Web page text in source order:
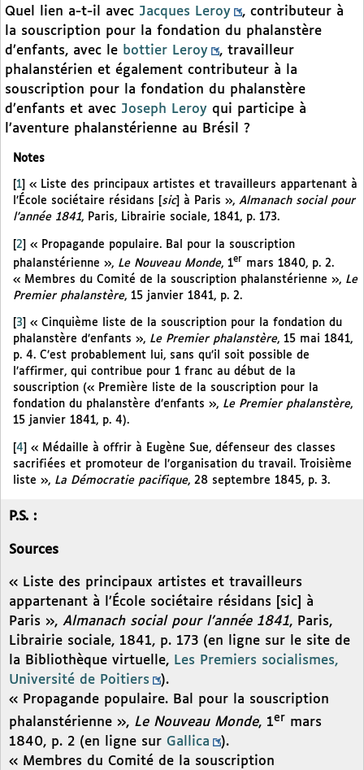
Quel lien a-t-il avec Jacques Leroy
, contributeur à
la souscription pour la fondation du phalanstère
d’enfants, avec le bottier Leroy
, travailleur
phalanstérien et également contributeur à la
souscription pour la fondation du phalanstère
d’enfants et avec Joseph Leroy qui participe à
l’aventure phalanstérienne au Brésil ?
Notes
1
« Liste des principaux artistes et travailleurs appartenant à
l’École sociétaire résidans [ sic] à Paris », Almanach social pour
l’année 1841, Paris, Librairie sociale, 1841, p. 173.
2
« Propagande populaire. Bal pour la souscription
phalanstérienne », Le Nouveau Monde, 1er mars 1840, p. 2.
« Membres du Comité de la souscription phalanstérienne », Le
Premier phalanstère, 15 janvier 1841, p. 2.
3
« Cinquième liste de la souscription pour la fondation du
phalanstère d’enfants », Le Premier phalanstère, 15 mai 1841,
p. 4. C’est probablement lui, sans qu’il soit possible de
l’affirmer, qui contribue pour 1 franc au début de la
souscription (« Première liste de la souscription pour la
fondation du phalanstère d’enfants », Le Premier phalanstère,
15 janvier 1841, p. 4).
[4] « Médaille à offrir à Eugène Sue, défenseur des classes
sacrifiées et promoteur de l’organisation du travail. Troisième
liste », La Démocratie pacifique, 28 septembre 1845, p. 3.
P.S. :
Sources
« Liste des principaux artistes et travailleurs
appartenant à l’École sociétaire résidans [sic] à
Paris », Almanach social pour l’année 1841, Paris,
Librairie sociale, 1841, p. 173 (en ligne sur le site de
la Bibliothèque virtuelle, Les Premiers socialismes,
Université de Poitiers
).
« Propagande populaire. Bal pour la souscription
phalanstérienne », Le Nouveau Monde, 1er mars
1840, p. 2 (en ligne sur Gallica
).
« Membres du Comité de la souscription